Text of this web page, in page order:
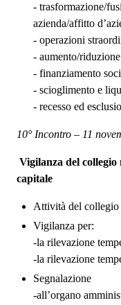
- trasformazione/
azienda/affitto
- operazioni
- aumento/
- finanziamento soci
- scioglimento e
- recesso ed
10° Incontro – 11
Vigilanza del collegio
capitale
Attività del collegio
Vigilanza per:
-la rilevazione
-la rilevazione
Segnalazione
-all’organo